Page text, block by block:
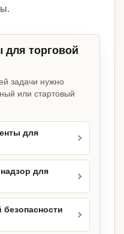
торговой
задачи нужно
или стартовый
для
для